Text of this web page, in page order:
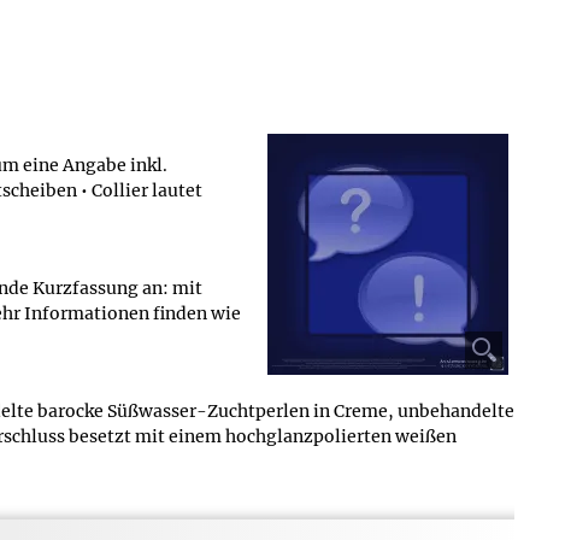
eine Angabe inkl.
• Collier lautet
Kurzfassung an: mit
Informationen finden wie
barocke Süßwasser-Zuchtperlen in Creme, unbehandelte
besetzt mit einem hochglanzpolierten weißen
Verpackung angegeben - für das Produkt Perlen und